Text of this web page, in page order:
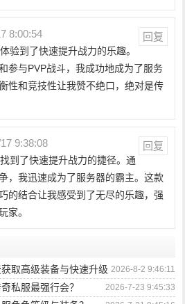
8:00:54 回复
验到了快速提升战力的乐趣。
参与PVP战斗，我成功地成为了服务
性和竞技性让我赞不绝口，绝对是传
9:38:08 回复
到了快速提升战力的捷径。通
，我迅速成为了服务器的霸主。这款
的结合让我感受到了无尽的乐趣，强
家。
2026-8-2 9:46:11
取高级装备与快速升级
2026-7-23 9:45:33
私服最强行会？